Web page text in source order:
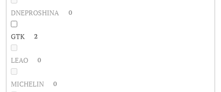
DNEPROSHINA 0
GTK 2
LEAO 0
MICHELIN 0